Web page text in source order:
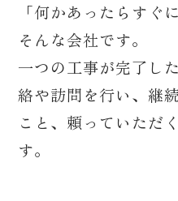
「何かあったらすぐ
そんな会社です。
一つの工事が完了し
絡や訪問を行い、継
こと、頼っていただ
す。